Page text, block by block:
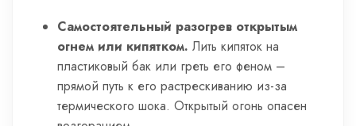
Самостоятельный разогрев открытым
огнем или кипятком. Лить кипяток на
пластиковый бак или греть его феном –
прямой путь к его растрескиванию из-за
термического шока. Открытый огонь опасен